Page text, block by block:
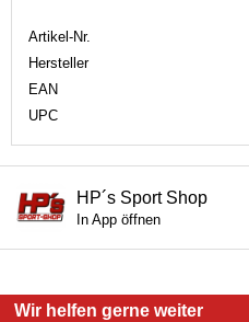
Artikel-Nr.
Hersteller
EAN
UPC
HP´s Sport Shop
In App öffnen
Wir helfen gerne weiter